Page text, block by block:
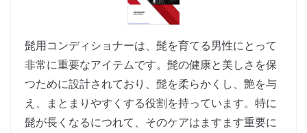
髭用コンディショナーは、髭を育てる男性にとって
非常に重要なアイテムです。髭の健康と美しさを保
つために設計されており、髭を柔らかくし、艶を与
え、まとまりやすくする役割を持っています。特に
髭が長くなるにつれて、そのケアはますます重要に